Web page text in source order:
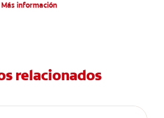
Más información
relacionados